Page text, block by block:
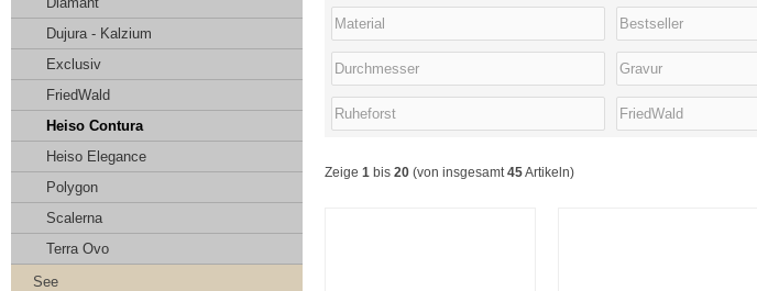
Zeige 1 bis 20 (von insgesamt45Artikeln)
Dujura - Kalzium
Exclusiv
FriedWald
Heiso Contura
Heiso Elegance
Polygon
Scalerna
Terra Ovo
See